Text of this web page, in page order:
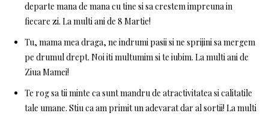
departe mana de mana cu tine si sa crestem impreuna in
fiecare zi. La multi ani de 8 Martie!
Tu, mama mea draga, ne indrumi pasii si ne sprijini sa mergem
pe drumul drept. Noi iti multumim si te iubim. La multi ani de
Ziua Mamei!
Te rog sa tii minte ca sunt mandru de atractivitatea si calitatile
tale umane. Stiu ca am primit un adevarat dar al sortii! La multi